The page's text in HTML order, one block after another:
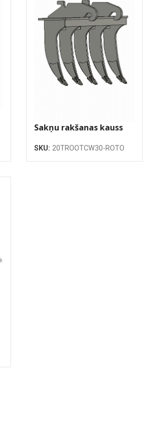
Sakņu rakšanas kauss
SKU:20TROOTCW30-ROTO